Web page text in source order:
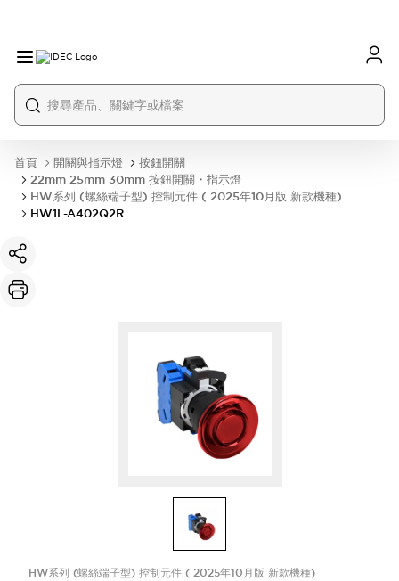
首頁 開關與指示燈
按鈕開關
22mm 25mm 30mm 按鈕開關・指示燈
HW系列 (螺絲端子型) 控制元件 ( 2025年10月版 新款機種)
HW1L-A402Q2R
HW系列 (螺絲端子型) 控制元件 ( 2025年10月版 新款機種)